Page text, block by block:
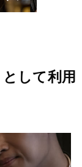
して利用